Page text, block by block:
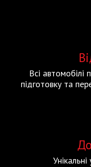
Всі
підготовку та